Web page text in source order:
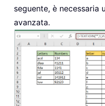
seguente, è necessaria
avanzata.